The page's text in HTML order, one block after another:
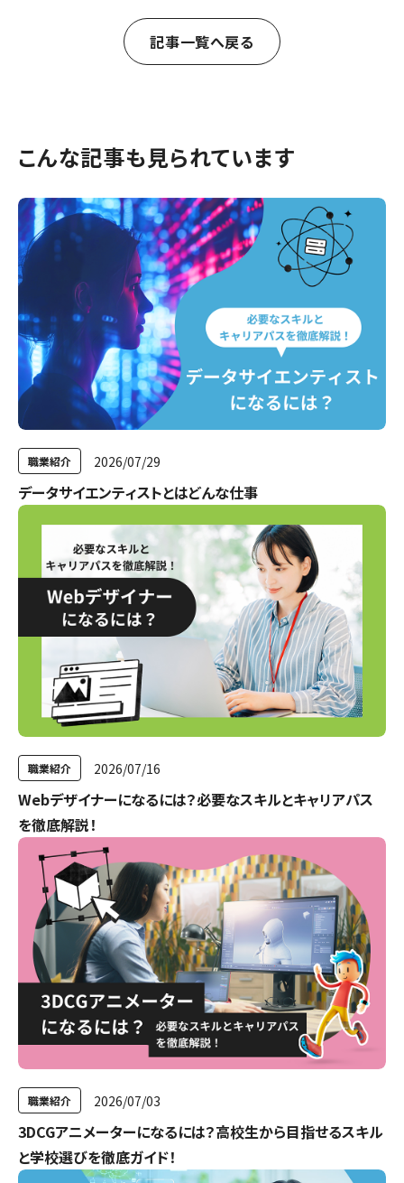
記事一覧へ戻る
こんな記事も見られています
職業紹介 2026/07/29
データサイエンティストとはどんな仕事
職業紹介 2026/07/16
Webデザイナーになるには？必要なスキルとキャリアパス
を徹底解説！
職業紹介 2026/07/03
3DCGアニメーターになるには？高校生から目指せるスキル
と学校選びを徹底ガイド！